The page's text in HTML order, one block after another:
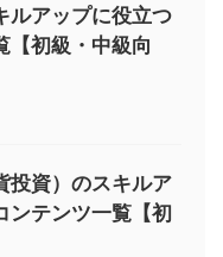
ルアップに役立つ
【初級・中級向
投資）のスキルア
ンテンツ一覧【初